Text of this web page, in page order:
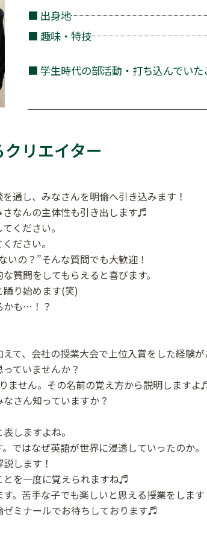
■ 出身地
■ 趣味・特技
■ 学生時代の部活動・打ち込んでいた
リエイター
通し、みなさんを明倫へ引き込みます！
なんの主体性も引き出します♬
ください。
ださい。
いの？”そんな質問でも大歓迎！
質問をしてもらえると喜びます。
り始めます(笑)
かも…！？
て、会社の授業大会で上位入賞をした経験が
ていませんか？
ません。その名前の覚え方から説明しますよ
さん知っていますか？
しますよね。
ではなぜ英語が世界に浸透していったのか。
します！
とを一度に覚えられますね♬
。苦手な子でも楽しいと思える授業をします
ミナールでお待ちしております♬